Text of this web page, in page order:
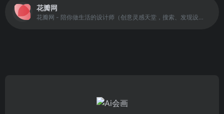
花瓣网
花瓣网 - 陪你做生活的设计师（创意灵感天堂，搜索、发现设计灵感、设计素材）